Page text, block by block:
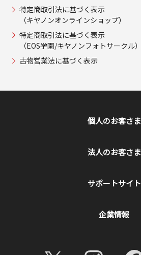
特定商取引法に基づく表示
（キヤノンオンラインショップ）
特定商取引法に基づく表示
（EOS学園/キヤノンフォトサークル）
古物営業法に基づく表示
個人のお客さま
法人のお客さま
サポートサイト
企業情報